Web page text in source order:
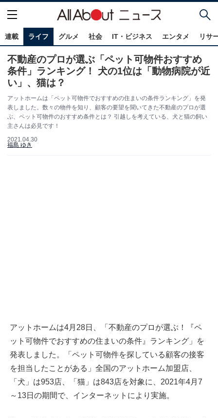
連載 ライフ グルメ 社会 IT・ビジネス エンタメ リサ
不動産のプロが選ぶ「ペット可物件おすすめ
条件」ランキング！ 犬の1位は「動物病院が近
い」、猫は？
アットホームは「ペット可物件でおすすめの住まいの条件ランキング」を発
表しました。数々の物件を知り、顧客の要望を聞いてきた不動産のプロが選
ぶ、ペット可物件のおすすめ条件とは？ 引越しを考えている、犬と猫の飼い
主さんは必見です！
2021.04.30
福島 ゆき
アットホームは4月28日、「不動産のプロが選ぶ！『ペ
ット可物件でおすすめの住まいの条件』ランキング」を
発表しました。「ペット可物件を探している顧客の接客
を担当したことがある」全国のアットホーム加盟店、
「犬」は953店、「猫」は843店を対象に、2021年4月7
～13日の期間で、インターネットにより実施。